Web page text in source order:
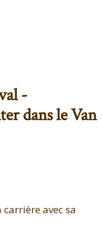
-
dans le Van